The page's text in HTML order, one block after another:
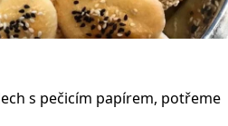
s pečicím papírem, potřeme